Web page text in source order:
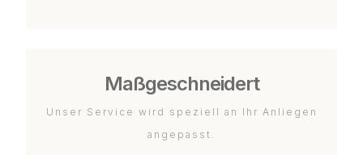
Maßgeschneidert
Unser Service wird speziell an Ihr Anliegen
angepasst.